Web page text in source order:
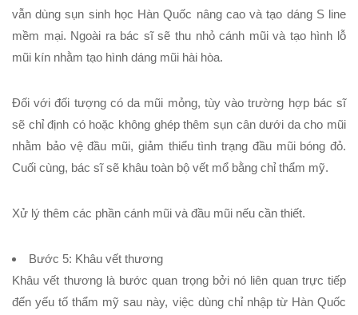
vẫn dùng sụn sinh học Hàn Quốc nâng cao và tạo dáng S line
mềm mại. Ngoài ra bác sĩ sẽ thu nhỏ cánh mũi và tạo hình lỗ
mũi kín nhằm tạo hình dáng mũi hài hòa.
Đối với đối tượng có da mũi mỏng, tùy vào trường hợp bác sĩ
sẽ chỉ định có hoặc không ghép thêm sụn cân dưới da cho mũi
nhằm bảo vệ đầu mũi, giảm thiểu tình trạng đầu mũi bóng đỏ.
Cuối cùng, bác sĩ sẽ khâu toàn bộ vết mổ bằng chỉ thẩm mỹ.
Xử lý thêm các phần cánh mũi và đầu mũi nếu cần thiết.
Bước 5: Khâu vết thương
Khâu vết thương là bước quan trọng bởi nó liên quan trực tiếp
đến yếu tố thẩm mỹ sau này, việc dùng chỉ nhập từ Hàn Quốc